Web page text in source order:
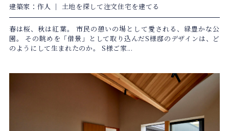
建築家：作人 ｜ 土地を探して注文住宅を建てる
春は桜、秋は紅葉。 市民の憩いの場として愛される、緑豊かな公
園。 その眺めを「借景」として取り込んだS様邸のデザインは、ど
のようにして生まれたのか。 S様ご家...